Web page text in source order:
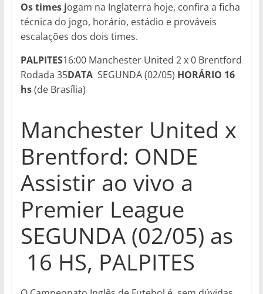
Os times jogam na Inglaterra hoje, confira a ficha
técnica do jogo, horário, estádio e prováveis
escalações dos dois times.
PALPITES16:00 Manchester United 2 x 0 Brentford
Rodada 35DATA SEGUNDA (02/05) HORÁRIO 16
hs(de Brasília)
Manchester United x
Brentford: ONDE
Assistir ao vivo a
Premier League
SEGUNDA (02/05) as
16 HS, PALPITES